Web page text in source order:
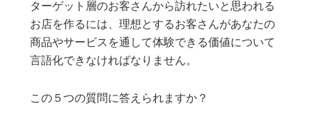
ターゲット層のお客さんから訪れたいと思われる
お店を作るには、理想とするお客さんがあなたの
商品やサービスを通して体験できる価値について
言語化できなければなりません。
この５つの質問に答えられますか？